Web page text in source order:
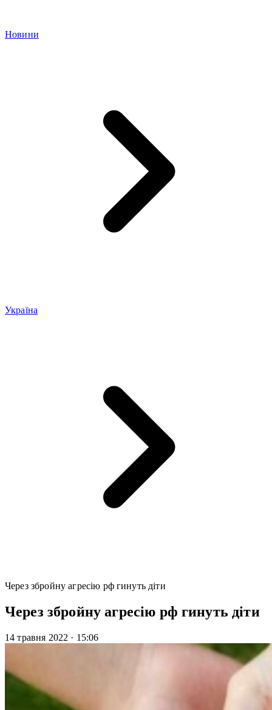
Новини
Україна
Через збройну агресію рф гинуть діти
Через збройну агресію рф гинуть діти
14 травня 2022 · 15:06